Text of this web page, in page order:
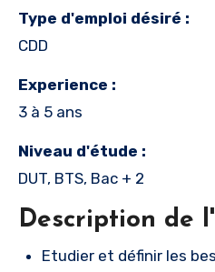
Type d'emploi désiré :
CDD
Experience :
3 à 5 ans
Niveau d'étude :
DUT, BTS, Bac + 2
Description de
Etudier et définir les